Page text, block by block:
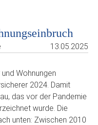
13.05.2025
Wohnungen
2024. Damit
das vor der Pandemie
wurde. Die
unten: Zwischen 2010